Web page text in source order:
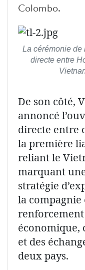
Colombo.
La cérémonie de
directe entre
De son côté,
annoncé
directe entre
la première
reliant le
marquant
stratégie
la
économique,
et des
deux pays.